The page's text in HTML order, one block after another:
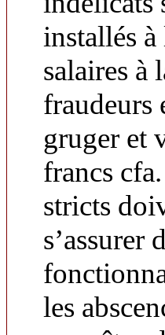
installés
salaires à
fraudeurs
gruger et
francs
stricts
s’assurer
les